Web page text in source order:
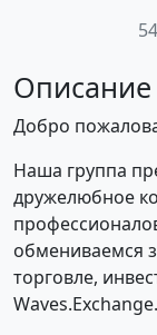
Описание
Добро
Наша группа
дружелюбное
обмениваемся
торговле,
Waves.Exchange.